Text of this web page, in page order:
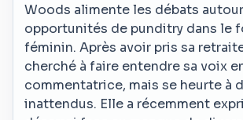
Woods alimente les débats
opportunités de punditry dans le
féminin. Après avoir pris sa
cherché à faire entendre sa voix
commentatrice, mais se heurte à
inattendus. Elle a récemment